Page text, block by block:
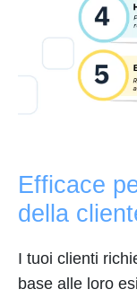
Efficace
della
I tuoi clienti
base alle loro